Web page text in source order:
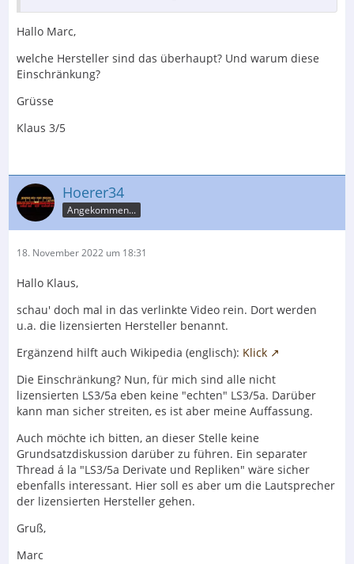
Hallo Marc,
welche Hersteller sind das überhaupt? Und warum diese
Einschränkung?
Grüsse
Klaus 3/5
Hoerer34
Angekommen...
18. November 2022 um 18:31
Hallo Klaus,
schau' doch mal in das verlinkte Video rein. Dort werden
u.a. die lizensierten Hersteller benannt.
Ergänzend hilft auch Wikipedia (englisch): Klick
Die Einschränkung? Nun, für mich sind alle nicht
lizensierten LS3/5a eben keine "echten" LS3/5a. Darüber
kann man sicher streiten, es ist aber meine Auffassung.
Auch möchte ich bitten, an dieser Stelle keine
Grundsatzdiskussion darüber zu führen. Ein separater
Thread á la "LS3/5a Derivate und Repliken" wäre sicher
ebenfalls interessant. Hier soll es aber um die Lautsprecher
der lizensierten Hersteller gehen.
Gruß,
Marc